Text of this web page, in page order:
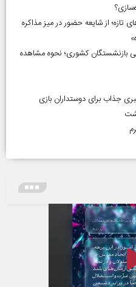
از شایعه حضور در میز مذاکره
۷۵ میلیون تومانی بازنشستگان کشوری؛ نحوه مشاهده